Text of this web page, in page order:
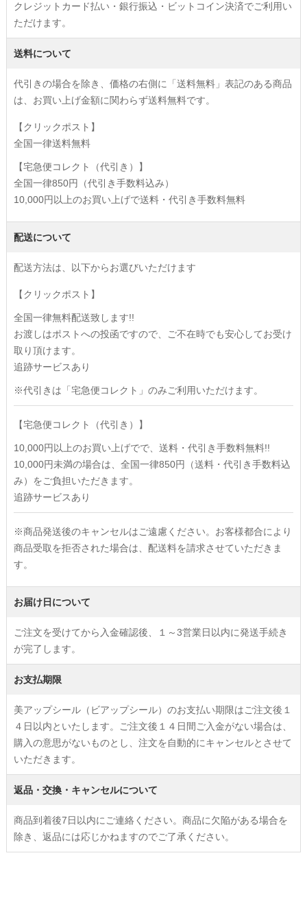
クレジットカード払い・銀行振込・ビットコイン決済でご利用い
ただけます。
送料について
代引きの場合を除き、価格の右側に「送料無料」表記のある商品
は、お買い上げ金額に関わらず送料無料です。
【クリックポスト】
全国一律送料無料
【宅急便コレクト（代引き）】
全国一律850円（代引き手数料込み）
10,000円以上のお買い上げで送料・代引き手数料無料
配送について
配送方法は、以下からお選びいただけます
【クリックポスト】
全国一律無料配送致します!!
お渡しはポストへの投函ですので、ご不在時でも安心してお受け
取り頂けます。
追跡サービスあり
※代引きは「宅急便コレクト」のみご利用いただけます。
【宅急便コレクト（代引き）】
10,000円以上のお買い上げでで、送料・代引き手数料無料!!
10,000円未満の場合は、全国一律850円（送料・代引き手数料込
み）をご負担いただきます。
追跡サービスあり
※商品発送後のキャンセルはご遠慮ください。お客様都合により
商品受取を拒否された場合は、配送料を請求させていただきま
す。
お届け日について
ご注文を受けてから入金確認後、１～3営業日以内に発送手続き
が完了します。
お支払期限
美アップシール（ビアップシール）のお支払い期限はご注文後１
４日以内といたします。ご注文後１４日間ご入金がない場合は、
購入の意思がないものとし、注文を自動的にキャンセルとさせて
いただきます。
返品・交換・キャンセルについて
商品到着後7日以内にご連絡ください。商品に欠陥がある場合を
除き、返品には応じかねますのでご了承ください。